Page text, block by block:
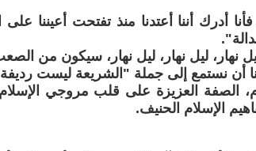
أدرك أننا أعتدنا منذ تفتحت أعيننا
نهار، ليل نهار، ليل نهار، سيكون من
أن نستمع إلى جملة "الشريعة ليست رديفة
الصفة العزيزة على قلب مروجي
الإسلام الحنيف.